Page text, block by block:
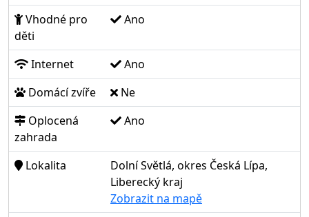
Vhodné pro
děti
Ano
Internet
Ano
Domácí zvíře
Ne
Oplocená
zahrada
Ano
Lokalita
Dolní Světlá, okres Česká Lípa,
Liberecký kraj
Zobrazit na mapě